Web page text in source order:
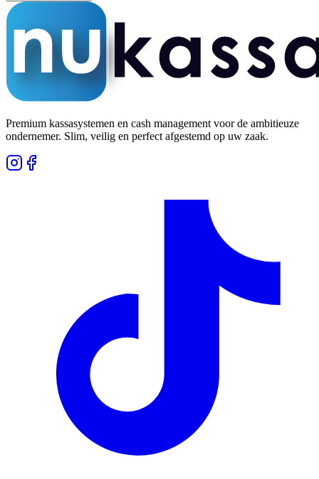
Premium kassasystemen en cash management voor de ambitieuze
ondernemer. Slim, veilig en perfect afgestemd op uw zaak.